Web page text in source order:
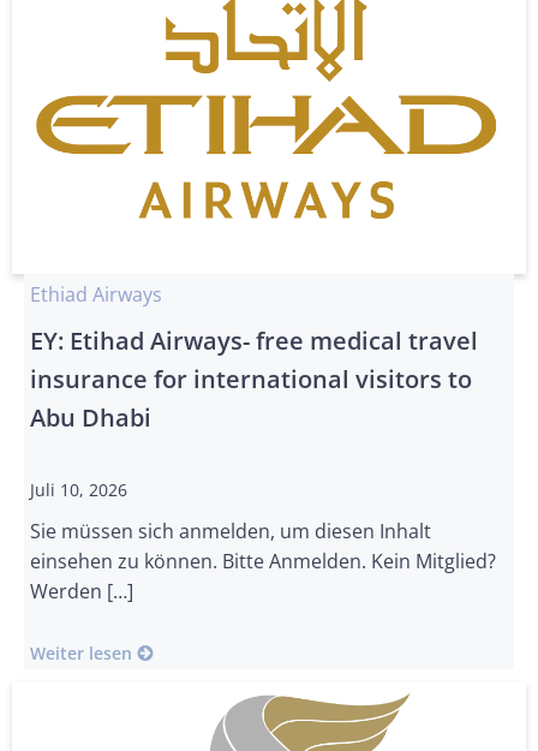
Ethiad Airways
EY: Etihad Airways- free medical travel
insurance for international visitors to
Abu Dhabi
Juli 10, 2026
Sie müssen sich anmelden, um diesen Inhalt
einsehen zu können. Bitte Anmelden. Kein Mitglied?
Werden […]
Weiter lesen